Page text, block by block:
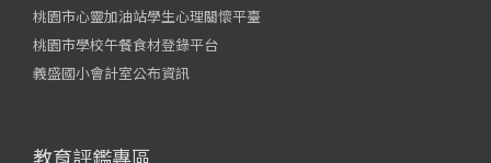
桃園市心靈加油站學生心理關懷平臺
桃園市學校午餐食材登錄平台
義盛國小會計室公布資訊
教育評鑑專區